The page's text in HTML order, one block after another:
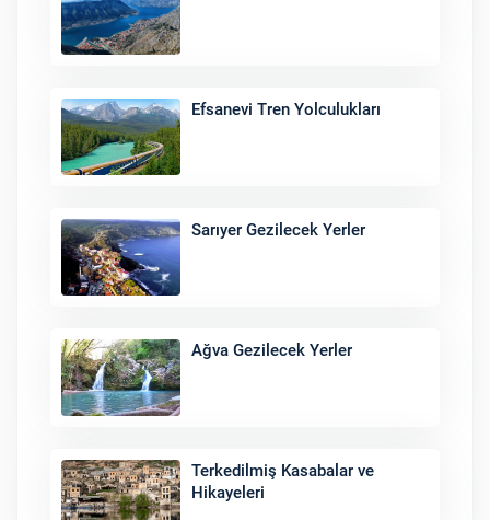
Efsanevi Tren Yolculukları
Sarıyer Gezilecek Yerler
Ağva Gezilecek Yerler
Terkedilmiş Kasabalar ve
Hikayeleri